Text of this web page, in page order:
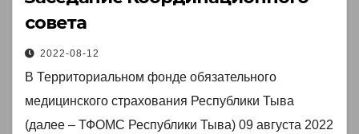
совета
2022-08-12
В Территориальном фонде обязательного
медицинского страхования Республики Тыва
(далее – ТФОМС Республики Тыва) 09 августа 2022